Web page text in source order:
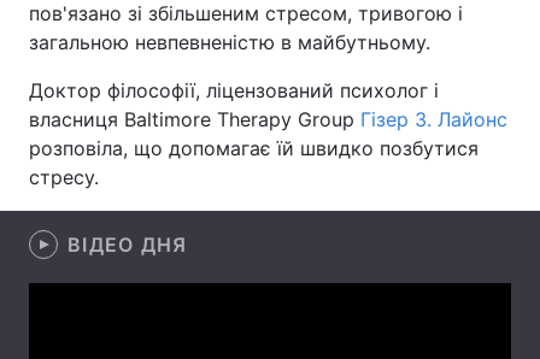
Туризм
Цікавинки Погода
Екологія Регіони
Лонгріди
Відео з Youtube
пов'язано зі збільшеним стресом, тривогою і
загальною невпевненістю в майбутньому.
Доктор філософії, ліцензований психолог і
власниця Baltimore Therapy Group Гізер З. Лайонс
розповіла, що допомагає їй швидко позбутися
стресу.
ВІДЕО ДНЯ